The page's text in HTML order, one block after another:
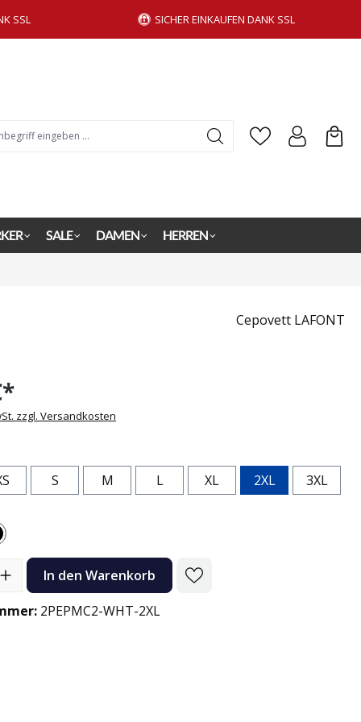
SSL SICHER EINKAUFEN DANK SSL
SALE DAMEN HERREN
Cepovett LAFONT
zzgl. Versandkosten
S M L XL 2XL 3XL
Gib den gewünschten Wert ein oder benutze die
In den Warenkorb
2PEPMC2-WHT-2XL